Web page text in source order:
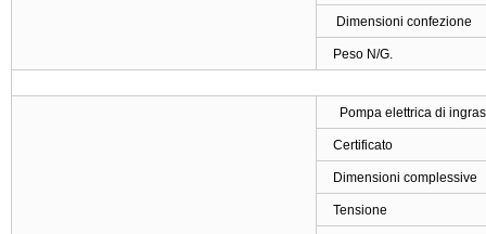
Dimensioni confezione
Peso N/G.
Pompa elettrica di
Certificato
Dimensioni complessive
Tensione